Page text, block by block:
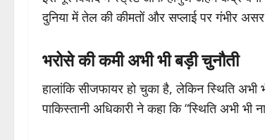
दुनिया में तेल की कीमतों और सप्लाई पर गंभीर
भरोसे की कमी अभी भी बड़ी चुनौती
हालांकि सीजफायर हो चुका है, लेकिन स्थिति
पाकिस्तानी अधिकारी ने कहा कि “स्थिति अभी